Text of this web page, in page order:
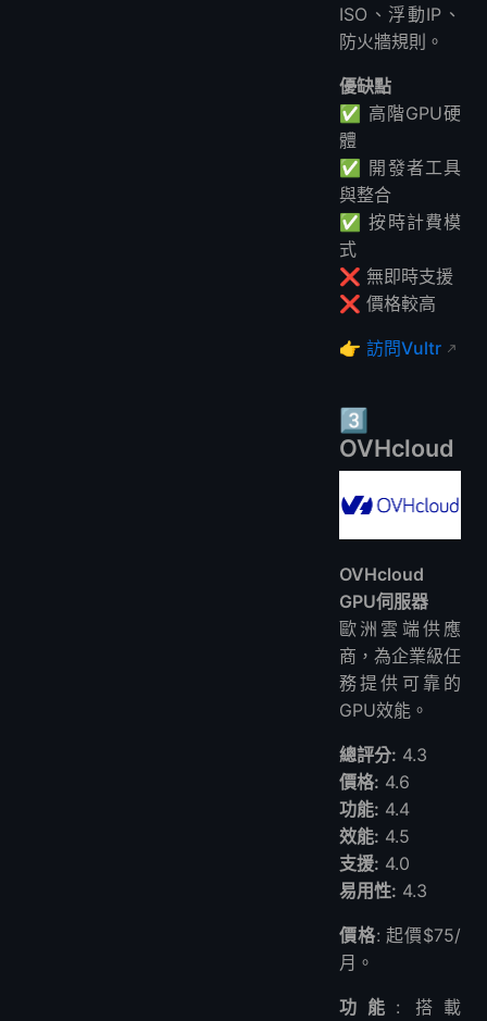
ISO、浮動IP、
防火牆規則。
優缺點
✅ 高階GPU硬
體
✅ 開發者工具
與整合
✅ 按時計費模
式
❌ 無即時支援
❌ 價格較高
👉 訪問Vultr
3️⃣
OVHcloud
OVHcloud
GPU伺服器
歐洲雲端供應
商，為企業級任
務提供可靠的
GPU效能。
總評分: 4.3
價格: 4.6
功能: 4.4
效能: 4.5
支援: 4.0
易用性: 4.3
價格: 起價$75/
月。
功能 : 搭載